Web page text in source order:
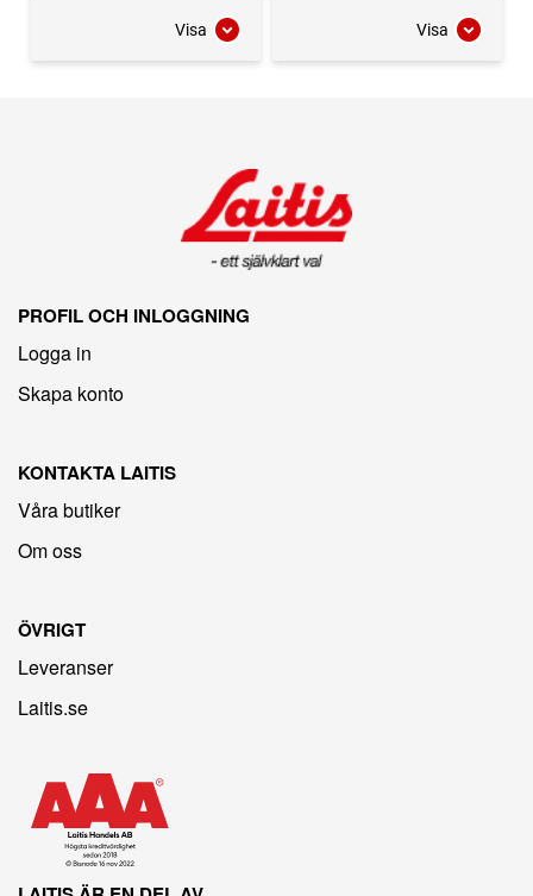
Visa Visa
PROFIL OCH INLOGGNING
Logga in
Skapa konto
KONTAKTA LAITIS
Våra butiker
Om oss
ÖVRIGT
Leveranser
Laitis.se